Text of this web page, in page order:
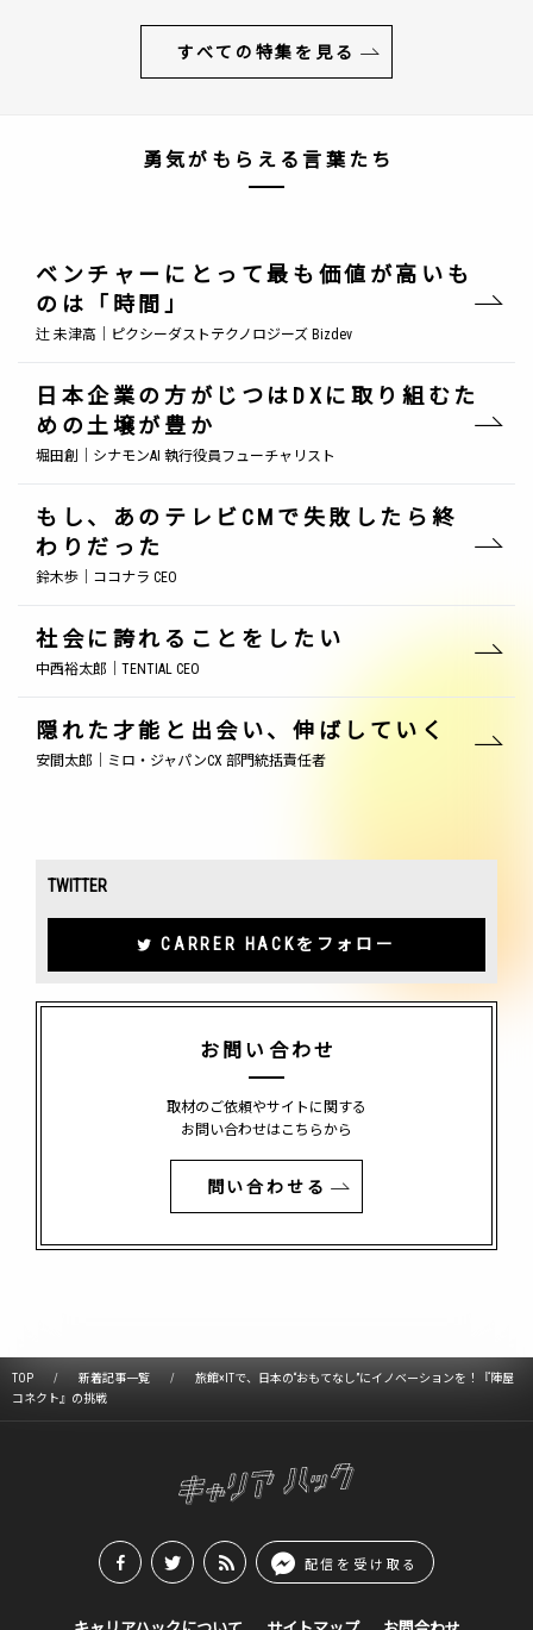
すべての特集を見る
勇気がもらえる言葉たち
ベンチャーにとって最も価値が高いも
のは「時間」
辻 未津高｜ピクシーダストテクノロジーズ Bizdev
日本企業の方がじつはDXに取り組むた
めの土壌が豊か
堀田創｜シナモンAI 執行役員フューチャリスト
もし、あのテレビCMで失敗したら終
わりだった
鈴木歩｜ココナラ CEO
社会に誇れることをしたい
中西裕太郎｜TENTIAL CEO
隠れた才能と出会い、伸ばしていく
安間太郎｜ミロ・ジャパンCX 部門統括責任者
TWITTER
CARRER HACKをフォロー
お問い合わせ
取材のご依頼やサイトに関する
お問い合わせはこちらから
問い合わせる
TOP 新着記事一覧
旅館×ITで、日本の“おもてなし”にイノベーションを！『陣屋
コネクト』の挑戦
配信を受け取る